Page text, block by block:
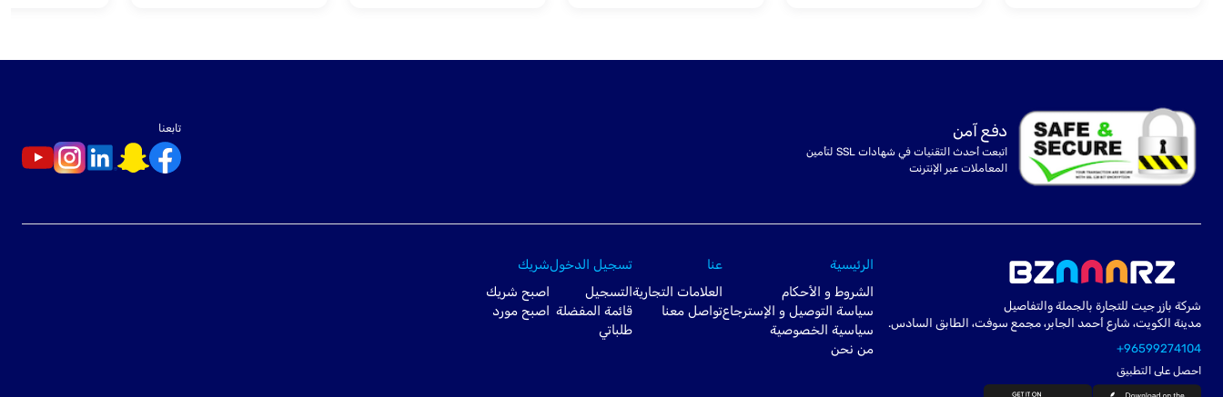
دفع آمن
اتبعت أحدث التقنيات في شهادات SSL لتأمين
المعاملات عبر الإنترنت
تابعنا
شركة بازر جيت للتجارة بالجملة والتفاصيل
مدينة الكويت، شارع أحمد الجابر، مجمع سوفت، الطابق السادس.
+96599274104
احصل على التطبيق
الرئيسية
الشروط و الأحكام
سياسة التوصيل و الإسترجاع
سياسية الخصوصية
من نحن
عنا
العلامات التجارية
تواصل معنا
تسجيل الدخول
التسجيل
قائمة المفضلة
طلباتي
شريك
اصبح شريك
اصبح مورد